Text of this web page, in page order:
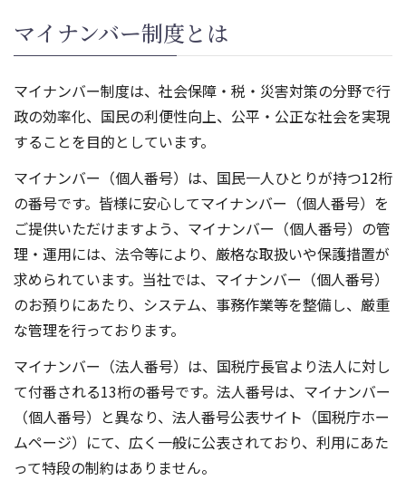
マイナンバー制度とは
マイナンバー制度は、社会保障・税・災害対策の分野で行
政の効率化、国民の利便性向上、公平・公正な社会を実現
することを目的としています。
マイナンバー（個人番号）は、国民一人ひとりが持つ12桁
の番号です。皆様に安心してマイナンバー（個人番号）を
ご提供いただけますよう、マイナンバー（個人番号）の管
理・運用には、法令等により、厳格な取扱いや保護措置が
求められています。当社では、マイナンバー（個人番号）
のお預りにあたり、システム、事務作業等を整備し、厳重
な管理を行っております。
マイナンバー（法人番号）は、国税庁長官より法人に対し
て付番される13桁の番号です。法人番号は、マイナンバー
（個人番号）と異なり、法人番号公表サイト（国税庁ホー
ムページ）にて、広く一般に公表されており、利用にあた
って特段の制約はありません。